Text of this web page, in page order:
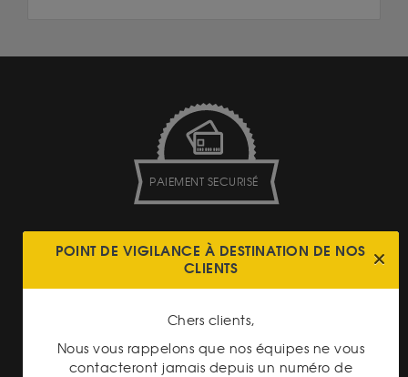
PAIEMENT SECURISÉ
TRANSPARENCE DES
POINT DE VIGILANCE À DESTINATION DE NOS
CLIENTS
Chers clients,
Nous vous rappelons que nos équipes ne vous
contacteront jamais depuis un numéro de